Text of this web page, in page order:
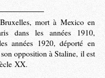
mort à Mexico en
dans les années 1910,
années 1920, déporté en
opposition à Staline, il est
XX.